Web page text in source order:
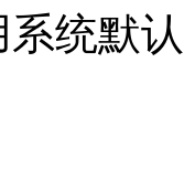
统默认